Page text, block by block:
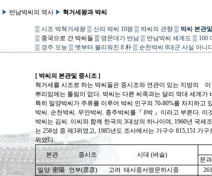
▶ 반남박씨의 역사 ▶ 혁거세왕과 박씨
▒ 시조 박혁거세왕 ▒ 신라 박씨 10왕 ▒ 박씨의 관향 ▒ 박씨 본관
▒ 중국으로 간 박씨들 ▒ 명문대가 반남 ▒ 반남박씨 세계도 ▒ 100
▒ 경주 오능 ▒ 옛부터 불리워진 8 朴 ▒ 순천박씨 8대군 사실 아니
[ 박씨의 본관및 중시조 ]
혁거세를 시조로 하는 박씨들은 중시조와 연관이 있는 지방의
뿌리임에는 틀림이 없다. 박씨는 다른 씨족과는 달리 역대 세계가
특히 밀양박씨가 주류를 이루어 박씨 인구의 70-80%를 차지하고
박씨. 순천박씨. 무안박씨. 충주박씨를『 8박 』이라고 부른다.
박씨는 김씨. 이씨와 함께 한국의 3대성의 하나이며, 1960년 국세
는 258성 중 제3위였고, 1985년도 조사에서는 가구수 815,151 가
위였다.
본관 중시조 시대 (벼슬)
문과
밀양 密陽 언부(彦彦) 고려 태사중서령문하시중 261